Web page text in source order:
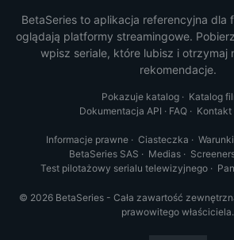
BetaSeries to aplikacja referencyjna dla
oglądają platformy streamingowe.
wpisz seriale, które lubisz i otrzymaj
rekomendacje.
Pokazuje katalog· Katalog
Dokumentacja API · FAQ· Kontakt
Informacje prawne· Ciasteczka · Warunki
BetaSeries SAS · Medias·
Test pilotażowy serialu telewizyjnego·
© 2026 BetaSeries - Cała zawartość
prawowitego właściciela.